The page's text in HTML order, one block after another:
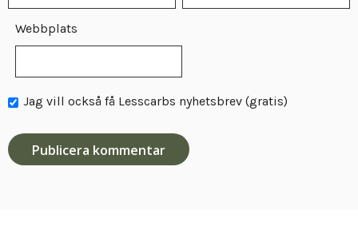
Webbplats
Jag vill också få Lesscarbs nyhetsbrev (gratis)